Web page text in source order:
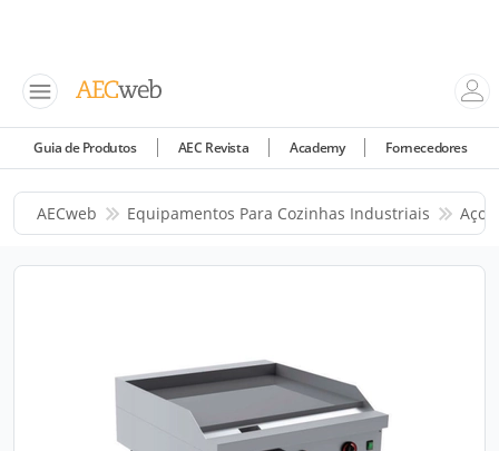
Guia de Produtos AEC Revista Academy Fornecedores
AECweb Equipamentos Para Cozinhas Industriais